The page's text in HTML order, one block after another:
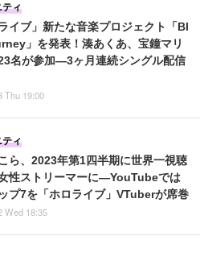
ライブ」新たな音楽プロジェクト「Bl
」を発表！湊あくあ、宝鐘マリ
名が参加―3ヶ月連続シングル配信
ティ
Thu 19:00
ら、2023年第1四半期に世界一視聴
性ストリーマーに―YouTubeでは
プ7を「ホロライブ」VTuberが席巻
ティ
Wed 18:35